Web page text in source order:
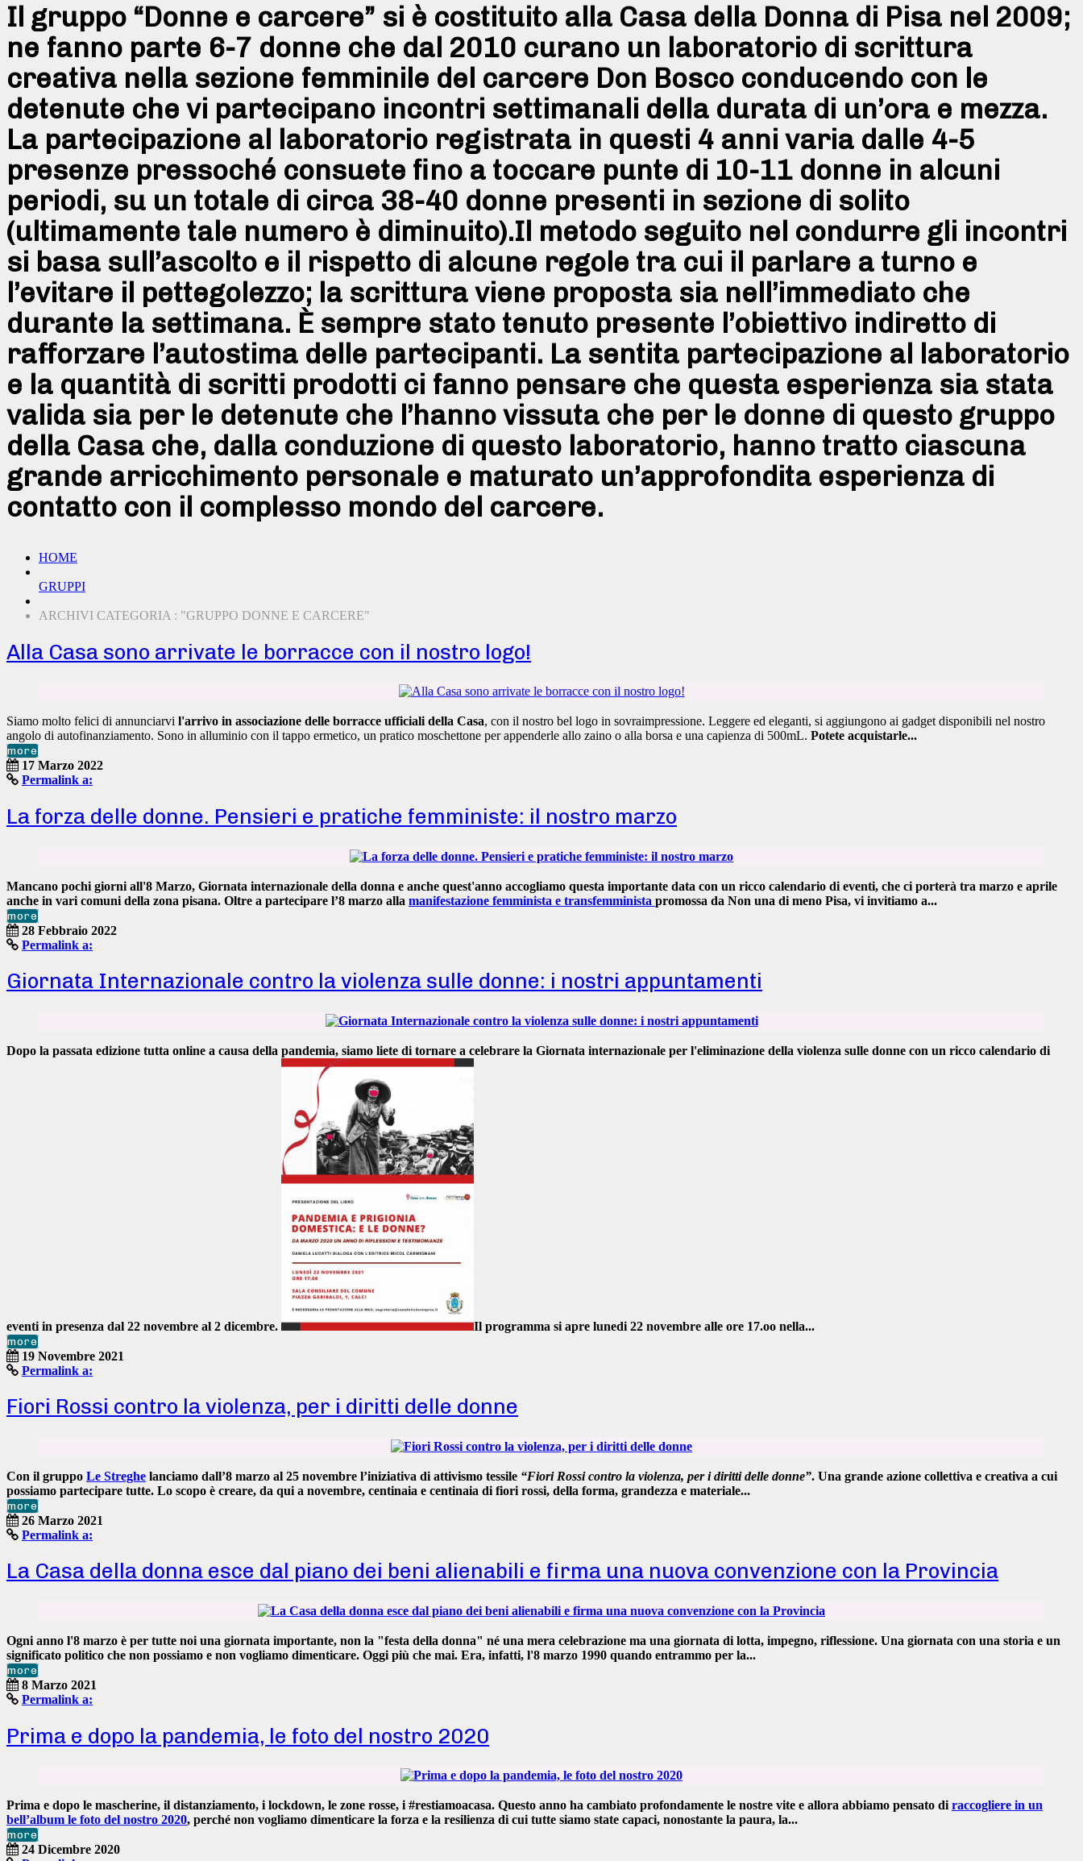
Il gruppo “Donne e carcere” si è costituito alla Casa della Donna di Pisa nel 2009;
ne fanno parte 6-7 donne che dal 2010 curano un laboratorio di scrittura
creativa nella sezione femminile del carcere Don Bosco conducendo con le
detenute che vi partecipano incontri settimanali della durata di un’ora e mezza.
La partecipazione al laboratorio registrata in questi 4 anni varia dalle 4-5
presenze pressoché consuete fino a toccare punte di 10-11 donne in alcuni
periodi, su un totale di circa 38-40 donne presenti in sezione di solito
(ultimamente tale numero è diminuito).Il metodo seguito nel condurre gli incontri
si basa sull’ascolto e il rispetto di alcune regole tra cui il parlare a turno e
l’evitare il pettegolezzo; la scrittura viene proposta sia nell’immediato che
durante la settimana. È sempre stato tenuto presente l’obiettivo indiretto di
rafforzare l’autostima delle partecipanti. La sentita partecipazione al laboratorio
e la quantità di scritti prodotti ci fanno pensare che questa esperienza sia stata
valida sia per le detenute che l’hanno vissuta che per le donne di questo gruppo
della Casa che, dalla conduzione di questo laboratorio, hanno tratto ciascuna
grande arricchimento personale e maturato un’approfondita esperienza di
contatto con il complesso mondo del carcere.
HOME
GRUPPI
ARCHIVI CATEGORIA : "GRUPPO DONNE E CARCERE"
Alla Casa sono arrivate le borracce con il nostro logo!
Siamo molto felici di annunciarvi l'arrivo in associazione delle borracce ufficiali della Casa, con il nostro bel logo in sovraimpressione. Leggere ed eleganti, si aggiungono ai gadget disponibili nel nostro
angolo di autofinanziamento. Sono in alluminio con il tappo ermetico, un pratico moschettone per appenderle allo zaino o alla borsa e una capienza di 500mL. Potete acquistarle...
more
17 Marzo 2022
Permalink a:
La forza delle donne. Pensieri e pratiche femministe: il nostro marzo
Mancano pochi giorni all'8 Marzo, Giornata internazionale della donna e anche quest'anno accogliamo questa importante data con un ricco calendario di eventi, che ci porterà tra marzo e aprile
anche in vari comuni della zona pisana. Oltre a partecipare l’8 marzo alla manifestazione femminista e transfemminista promossa da Non una di meno Pisa, vi invitiamo a...
more
28 Febbraio 2022
Permalink a:
Giornata Internazionale contro la violenza sulle donne: i nostri appuntamenti
Dopo la passata edizione tutta online a causa della pandemia, siamo liete di tornare a celebrare la Giornata internazionale per l'eliminazione della violenza sulle donne con un ricco calendario di
eventi in presenza dal 22 novembre al 2 dicembre. Il programma si apre lunedi 22 novembre alle ore 17.oo nella...
more
19 Novembre 2021
Permalink a:
Fiori Rossi contro la violenza, per i diritti delle donne
Con il gruppo Le Streghe lanciamo dall’8 marzo al 25 novembre l’iniziativa di attivismo tessile “Fiori Rossi contro la violenza, per i diritti delle donne”. Una grande azione collettiva e creativa a cui
possiamo partecipare tutte. Lo scopo è creare, da qui a novembre, centinaia e centinaia di fiori rossi, della forma, grandezza e materiale...
more
26 Marzo 2021
Permalink a:
La Casa della donna esce dal piano dei beni alienabili e firma una nuova convenzione con la Provincia
Ogni anno l'8 marzo è per tutte noi una giornata importante, non la "festa della donna" né una mera celebrazione ma una giornata di lotta, impegno, riflessione. Una giornata con una storia e un
significato politico che non possiamo e non vogliamo dimenticare. Oggi più che mai. Era, infatti, l'8 marzo 1990 quando entrammo per la...
more
8 Marzo 2021
Permalink a:
Prima e dopo la pandemia, le foto del nostro 2020
Prima e dopo le mascherine, il distanziamento, i lockdown, le zone rosse, i #restiamoacasa. Questo anno ha cambiato profondamente le nostre vite e allora abbiamo pensato di raccogliere in un
bell’album le foto del nostro 2020, perché non vogliamo dimenticare la forza e la resilienza di cui tutte siamo state capaci, nonostante la paura, la...
more
24 Dicembre 2020